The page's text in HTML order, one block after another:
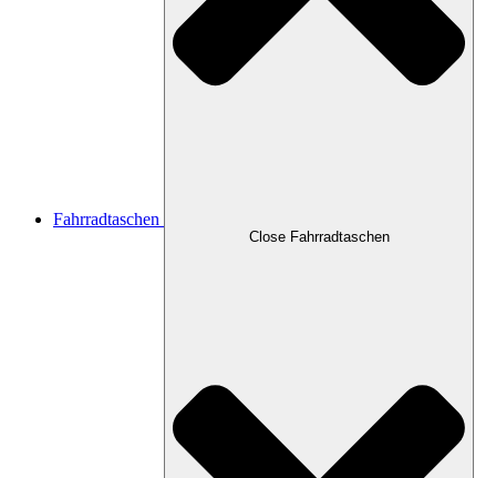
Fahrradtaschen
Close Fahrradtaschen